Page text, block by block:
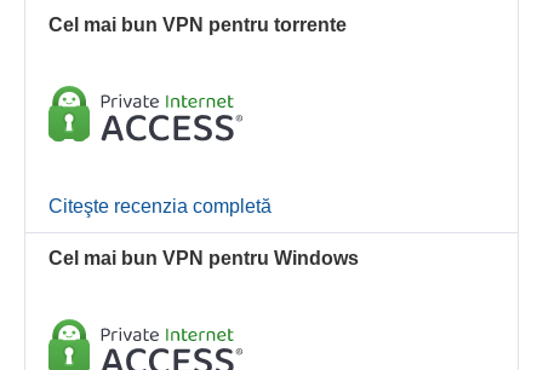
Cel mai bun VPN pentru torrente
Citeşte recenzia completă
Cel mai bun VPN pentru Windows